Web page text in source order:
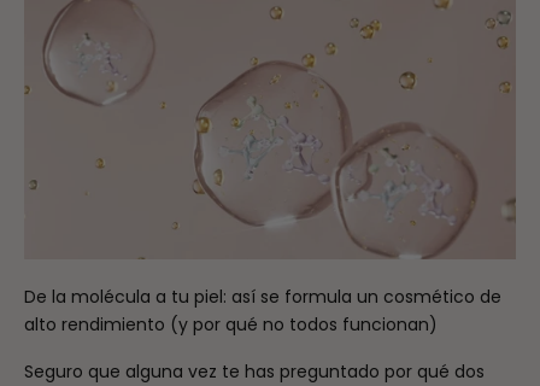
De la molécula a tu piel: así se formula un cosmético de
alto rendimiento (y por qué no todos funcionan)
Seguro que alguna vez te has preguntado por qué dos